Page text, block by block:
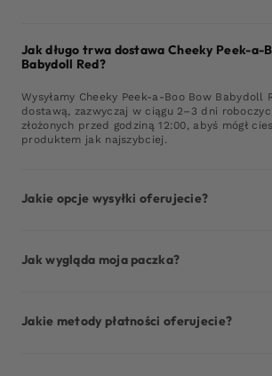
Jak długo trwa dostawa Cheeky Peek-a-
Babydoll Red?
Wysyłamy Cheeky Peek-a-Boo Bow Babydoll
dostawą, zazwyczaj w ciągu 2–3 dni
złożonych przed godziną 12:00, abyś mógł
produktem jak najszybciej.
Jakie opcje wysyłki oferujecie?
Jak wygląda moja paczka?
Jakie metody płatności oferujecie?